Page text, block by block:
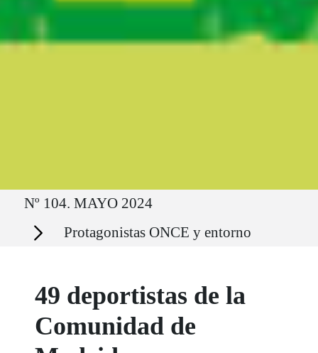
Ruta del sitio
Nº 104. MAYO 2024
Secciones Protagonistas ONCE y entorno
49 deportistas de la
Comunidad de